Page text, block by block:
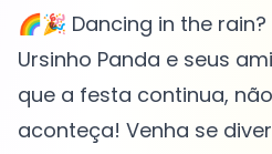
🌈🎉 Dancing in the
Ursinho Panda e seus
que a festa continua,
aconteça! Venha se